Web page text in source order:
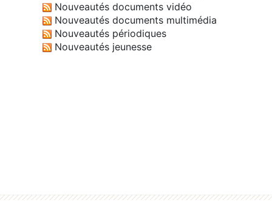
Nouveautés documents vidéo
Nouveautés documents multimédia
Nouveautés périodiques
Nouveautés jeunesse